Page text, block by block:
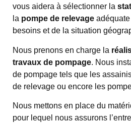
vous aidera à sélectionner la
la pompe de relevage
besoins et de la situation
Nous prenons en charge la
travaux de pompage. Nous
de pompage tels que les
de relevage ou encore les
Nous mettons en place du
pour lequel nous assurons